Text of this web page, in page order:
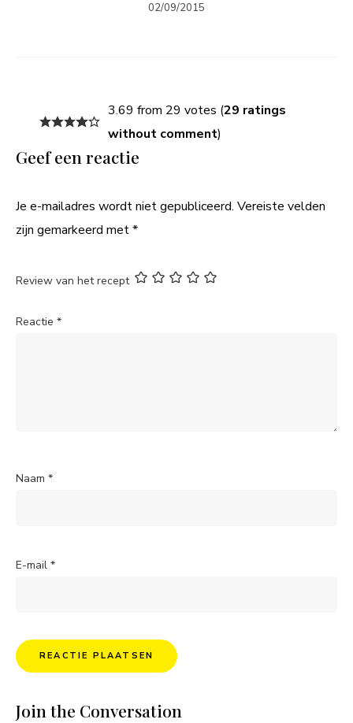
02/09/2015
3.69 from 29 votes (29 ratings
without comment)
Geef een reactie
Je e-mailadres wordt niet gepubliceerd. Vereiste velden
zijn gemarkeerd met*
Review van het recept
Reactie *
Naam *
E-mail *
Join the Conversation